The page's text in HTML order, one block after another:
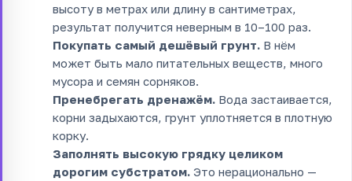
высоту в метрах или длину в сантиметрах,
результат получится неверным в 10–100 раз.
Покупать самый дешёвый грунт. В нём
может быть мало питательных веществ, много
мусора и семян сорняков.
Пренебрегать дренажём. Вода застаивается,
корни задыхаются, грунт уплотняется в плотную
корку.
Заполнять высокую грядку целиком
дорогим субстратом. Это нерационально —